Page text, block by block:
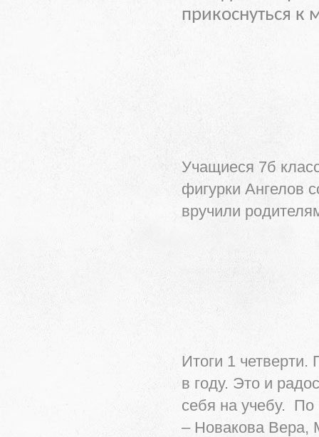
прикоснуться к
Учащиеся 7б
фигурки Ангелов
вручили
Итоги 1 четверти.
в году. Это и
себя на учебу. По
– Новакова Вера,